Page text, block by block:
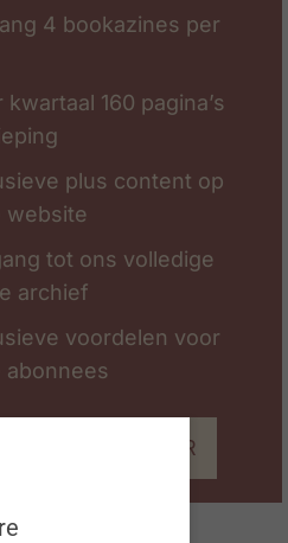
4 bookazines per
kwartaal 160 pagina’s
plus content op
website
tot ons volledige
archief
voordelen voor
abonnees
op #ZigZagHR